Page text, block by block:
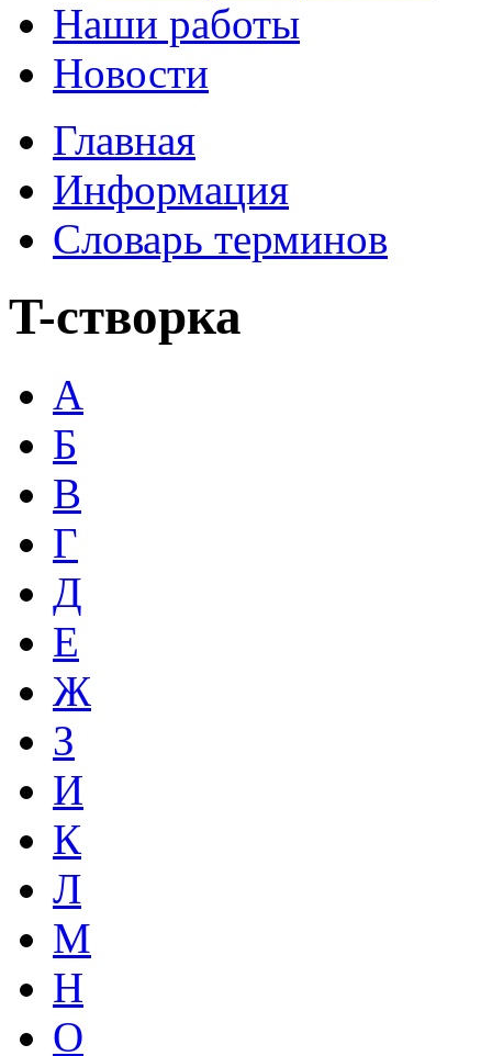
Наши работы
Новости
Главная
Информация
Словарь терминов
T-створка
А
Б
В
Г
Д
Е
Ж
З
И
К
Л
М
Н
О